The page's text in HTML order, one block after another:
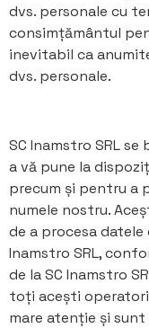
dvs. personale cu
consimțământul
inevitabil ca
dvs. personale.
SC Inamstro SRL
a vă pune la
precum și pentru a
numele nostru.
de a procesa datele
Inamstro SRL,
de la SC Inamstro
toți acești
mare atenție și